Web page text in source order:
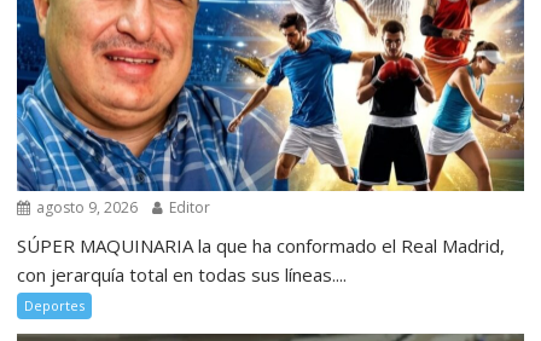
agosto 9, 2026 Editor
SÚPER MAQUINARIA la que ha conformado el Real Madrid,
con jerarquía total en todas sus líneas....
Deportes